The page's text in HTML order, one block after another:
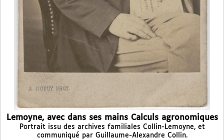
Lemoyne, avec dans ses mains Calculs agronomiques
Portrait issu des archives familiales Collin-Lemoyne, et
communiqué par Guillaume-Alexandre Collin.